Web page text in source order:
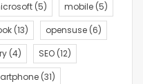
(5) mobile (5)
(13) opensuse (6)
(4) SEO (12)
(31)